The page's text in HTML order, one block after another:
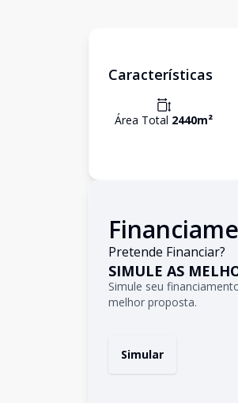
Características
Área Total 2440m²
Pretende Financiar?
SIMULE AS
Simule seu
melhor proposta.
Simular